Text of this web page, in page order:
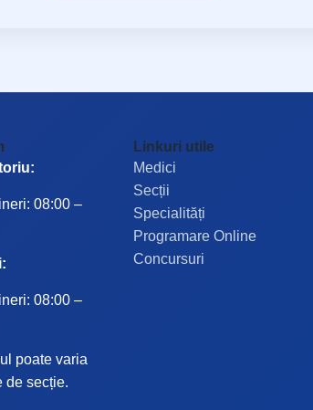
08:00 –
08:00 –
poate varia
de secție.
Linkuri utile
Medici
Secții
Specialități
Programare Online
Concursuri